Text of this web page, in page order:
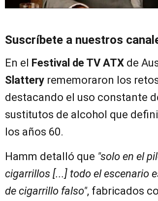
Suscríbete a nuestros
En el Festival de TV ATX de
Slattery rememoraron los
destacando el uso constante
sustitutos de alcohol que
los años 60.
Hamm detalló que "solo en el
cigarrillos [...] todo el escenario
de cigarrillo falso", fabricados